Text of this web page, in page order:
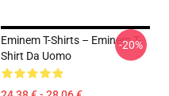
Eminem T-Shirts – Eminem T-
Shirt Da Uomo
-20%